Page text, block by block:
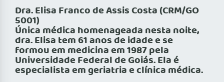
Dra. Elisa Franco de Assis Costa (CRM/GO
5001)
Única médica homenageada nesta noite,
dra. Elisa tem 61 anos de idade e se
formou em medicina em 1987 pela
Universidade Federal de Goiás. Ela é
especialista em geriatria e clínica médica.